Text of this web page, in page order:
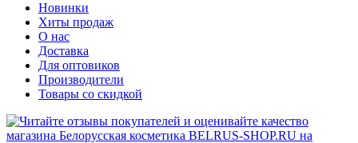
Новинки
Хиты продаж
О нас
Доставка
Для оптовиков
Производители
Товары со скидкой